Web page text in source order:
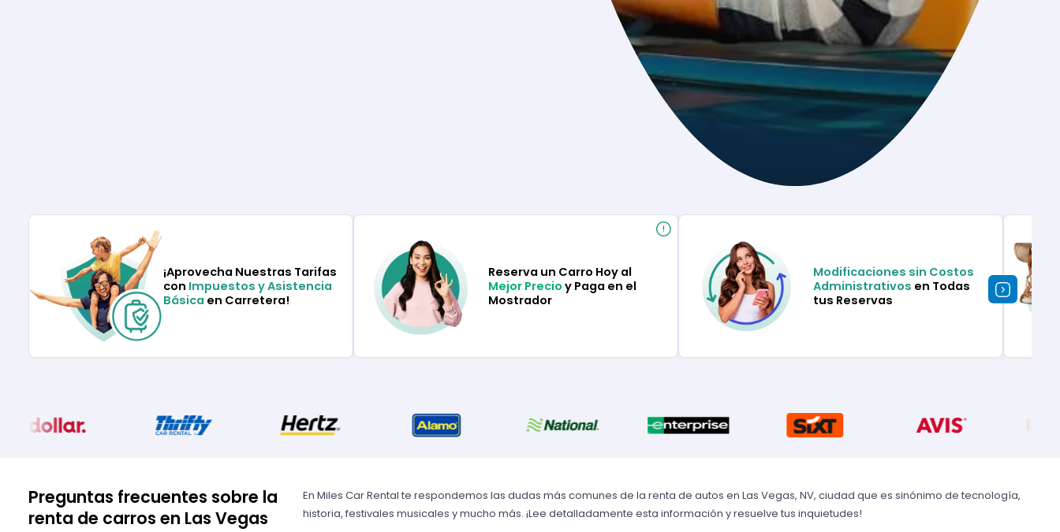
¡Aprovecha Nuestras Tarifas
con Impuestos y Asistencia
Básica en Carretera!
Reserva un Carro Hoy al
Mejor Precio y Paga en el
Mostrador
Modificaciones sin Costos
Administrativos en Todas
tus Reservas
Preguntas frecuentes sobre la
renta de carros en Las Vegas
En Miles Car Rental te respondemos las dudas más comunes de la renta de autos en Las Vegas, NV, ciudad que es sinónimo de tecnología,
historia, festivales musicales y mucho más. ¡Lee detalladamente esta información y resuelve tus inquietudes!